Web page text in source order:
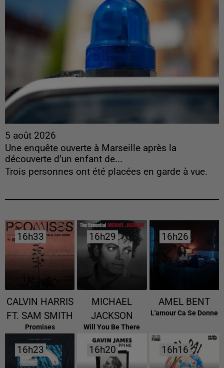
5 août 2026
Une enquête ouverte à Marseille après la
découverte d’un enfant de...
Trois personnes ont été placées en garde à vue.
16h33
16h33
CALVIN HARRIS
FT. SAM SMITH
Promises
16h29
16h29
MICHAEL
JACKSON
Will You Be There
16h26
16h26
AMEL BENT
L'amour Ca Se Donne
16h23
16h23 16h20
16h20 16h16
16h16